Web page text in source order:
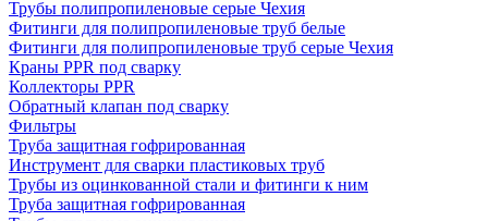
Трубы полипропиленовые серые Чехия
Фитинги для полипропиленовые труб белые
Фитинги для полипропиленовые труб серые Чехия
Краны PPR под сварку
Коллекторы PPR
Обратный клапан под сварку
Фильтры
Труба защитная гофрированная
Инструмент для сварки пластиковых труб
Трубы из оцинкованной стали и фитинги к ним
Труба защитная гофрированная